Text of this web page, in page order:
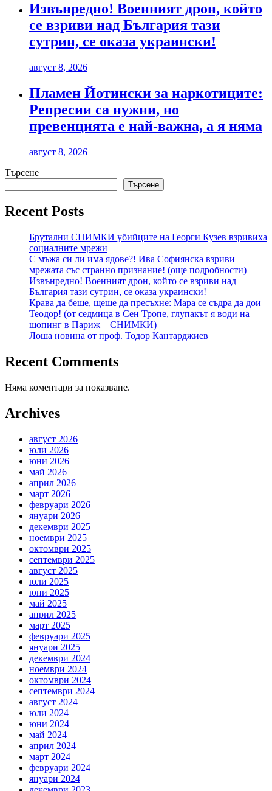
Извънредно! Военният дрон, който
се взриви над България тази
сутрин, се оказа украински!
август 8, 2026
Пламен Йотински за наркотиците:
Репресии са нужни, но
превенцията е най-важна, а я няма
август 8, 2026
Търсене
Търсене
Recent Posts
Брутални СНИМКИ убийците на Георги Кузев взривиха
социалните мрежи
С мъжа си ли има ядове?! Ива Софиянска взриви
мрежата със странно признание! (още подробности)
Извънредно! Военният дрон, който се взриви над
България тази сутрин, се оказа украински!
Крава да беше, щеше да пресъхне: Мара се съдра да дои
Теодор! (от седмица в Сен Тропе, глупакът я води на
шопинг в Париж – СНИМКИ)
Лоша новина от проф. Тодор Кантарджиев
Recent Comments
Няма коментари за показване.
Archives
август 2026
юли 2026
юни 2026
май 2026
април 2026
март 2026
февруари 2026
януари 2026
декември 2025
ноември 2025
октомври 2025
септември 2025
август 2025
юли 2025
юни 2025
май 2025
април 2025
март 2025
февруари 2025
януари 2025
декември 2024
ноември 2024
октомври 2024
септември 2024
август 2024
юли 2024
юни 2024
май 2024
април 2024
март 2024
февруари 2024
януари 2024